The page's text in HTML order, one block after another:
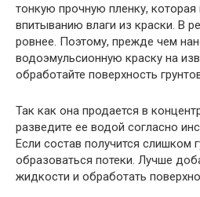
тонкую прочную пленку, которая
впитыванию влаги из краски. В
ровнее. Поэтому, прежде чем
водоэмульсионную краску на
обработайте поверхность
Так как она продается в
разведите ее водой согласно
Если состав получится слишком
образоваться потеки. Лучше
жидкости и обработать